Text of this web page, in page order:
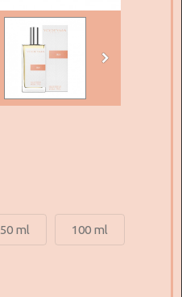
50 ml 100 ml